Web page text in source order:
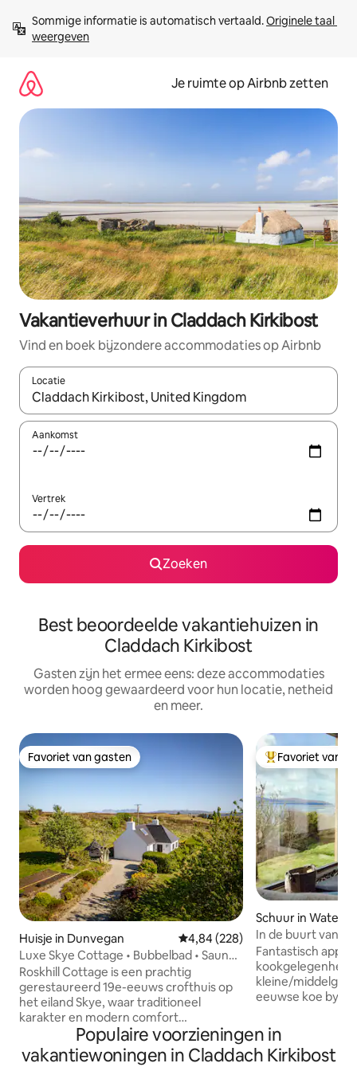
direct
naar
Sommige informatie is automatisch vertaald. Originele taal
weergeven
Je ruimte op Airbnb zetten
Vakantieverhuur in Claddach Kirkibost
Vind en boek bijzondere accommodaties op Airbnb
Locatie
Wanneer er suggesties beschikbaar zijn, maak je een keuze
Aankomst
Vertrek
Zoeken
Best beoordeelde vakantiehuizen in
Claddach Kirkibost
Gasten zijn het ermee eens: deze accommodaties
worden hoog gewaardeerd voor hun locatie, netheid
en meer.
Favoriet van gasten
Favoriet van gasten
Huisje in Dunvegan Gemiddelde beoordeling van
4,84 (228)
Luxe Skye Cottage • Bubbelbad • Sauna •
BBQ Lodge
Roskhill Cottage is een prachtig
gerestaureerd 19e-eeuws crofthuis op
het eiland Skye, waar traditioneel
karakter en modern comfort
samenkomen. Het ligt op 3 privéhectare
en biedt uitzicht op de zee en de Cuillins,
een gezellige houtkachel, een
Topfavoriet van
Favoriet van
Schuur in
In de buurt van
Catering )
Fantastisch
kookgelegenheid
kleine/
eeuwse koe byre
behoud van de
muren. Een
tussenuit te
Populaire voorzieningen in
vakantiewoningen in Claddach Kirkibost